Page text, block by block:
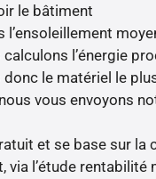
le bâtiment
l’ensoleillement
calculons l’énergie
le matériel le
vous envoyons
et se base sur la
via l’étude rentabilité